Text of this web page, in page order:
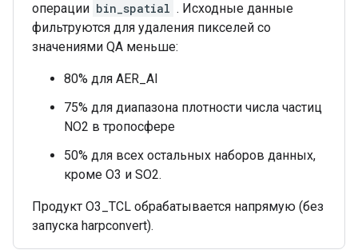
операции bin_spatial . Исходные данные
фильтруются для удаления пикселей со
значениями QA меньше:
80% для AER_AI
75% для диапазона плотности числа частиц
NO2 в тропосфере
50% для всех остальных наборов данных,
кроме O3 и SO2.
Продукт O3_TCL обрабатывается напрямую (без
запуска harpconvert).